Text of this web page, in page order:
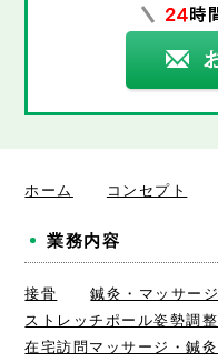
ホーム コンセプト
業務内容
接骨
鍼灸・マッサージ
ストレッチポール姿勢調整
在宅訪問マッサージ・鍼灸